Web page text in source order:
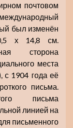
почтовом
был изменён
х 14,8 см.
сторона
места
с 1904 года её
письма.
письма
линией на
письменного